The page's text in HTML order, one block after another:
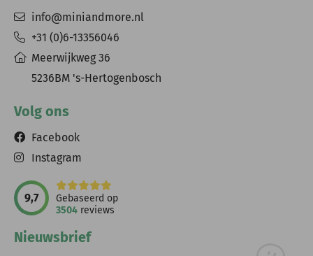
info@miniandmore.nl
+31 (0)6-13356046
Meerwijkweg 36
5236BM 's-Hertogenbosch
Volg ons
Facebook
Instagram
9,7
Gebaseerd op
3504 reviews
Nieuwsbrief